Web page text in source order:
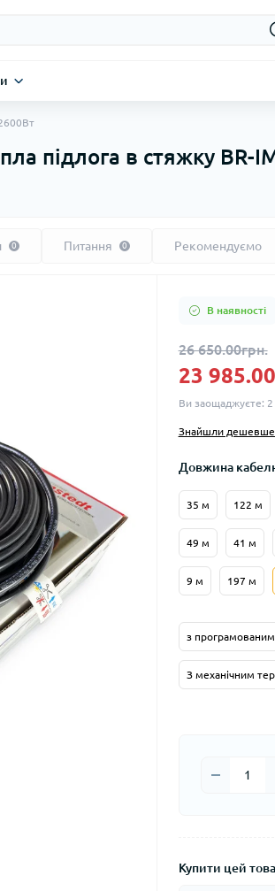
підлога в стяжку BR-
0 Питання 0 Рекомендуємо
В наявності
26 650.00грн.
23
Ви заощаджуєте:
Знайшли
Довжина
35 м 122 м
49 м 41 м
9 м 197 м
з
З механічним
Купити цей